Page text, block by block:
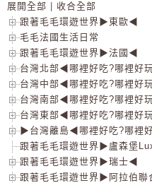
展開全部
收合全部
跟著毛毛環遊世界▶東歐◀
毛毛法國生活日常
跟著毛毛環遊世界▶法國◀
台灣北部◀哪裡好吃?哪裡好
台灣中部◀哪裡好吃?哪裡好
台灣南部◀哪裡好吃?哪裡好
台灣東部◀哪裡好吃?哪裡好
▶台灣離島◀哪裡好吃?哪裡
跟著毛毛環遊世界▶盧森堡
跟著毛毛環遊世界▶瑞士◀
跟著毛毛環遊世界▶阿拉伯